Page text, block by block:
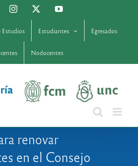
Instagram YouTube
Estudios Estudiantes Egresados
Nodocentes
renovar
en el Consejo